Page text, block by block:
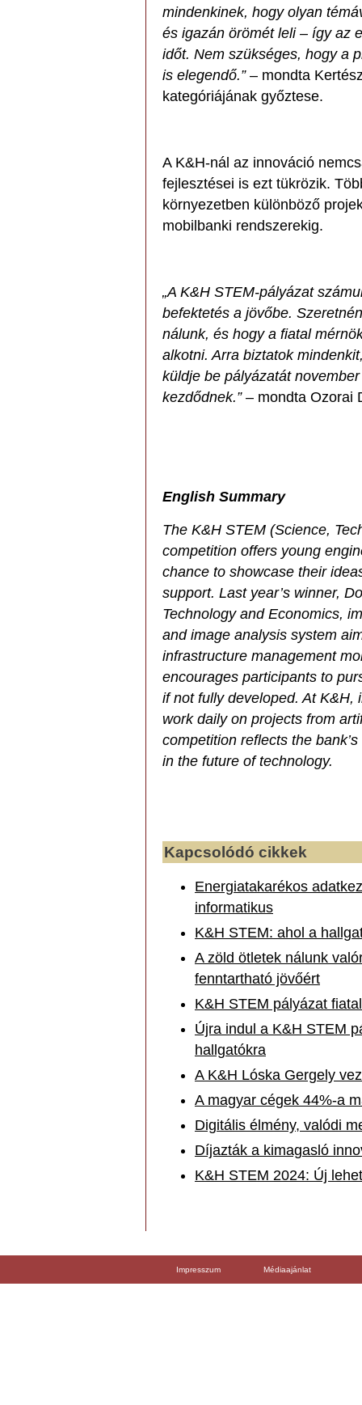
mindenkinek, hogy olyan
és igazán örömét leli – így az
időt. Nem szükséges, hogy a
is elegendő.”– mondta
kategóriájának győztese.
A K&H-nál az innováció
fejlesztései is ezt tükrözik.
környezetben különböző
mobilbanki rendszerekig.
„A K&H STEM-pályázat
befektetés a jövőbe.
nálunk, és hogy a fiatal
alkotni. Arra biztatok
küldje be pályázatát
kezdődnek.”– mondta Ozorai
English Summary
The K&H STEM (Science,
competition offers young
chance to showcase their
support. Last year’s winner,
Technology and Economics,
and image analysis system
infrastructure management
encourages participants to
if not fully developed. At
work daily on projects from
competition reflects the
in the future of technology.
Kapcsolódó cikkek
Energiatakarékos
informatikus
K&H STEM: ahol a
A zöld ötletek nálunk
fenntartható jövőért
K&H STEM pályázat
Újra indul a K&H STEM
hallgatókra
A K&H Lóska Gergely
A magyar cégek 44%-a
Digitális élmény, valódi
Díjazták a kimagasló
K&H STEM 2024: Új
Impresszum Médiaajánlat